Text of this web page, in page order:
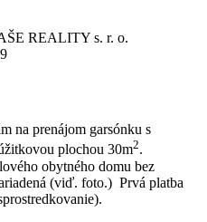
REALITY s. r. o.
na prenájom garsónku s
plochou 30m2.
obytného domu bez
(viď. foto.) Prvá platba